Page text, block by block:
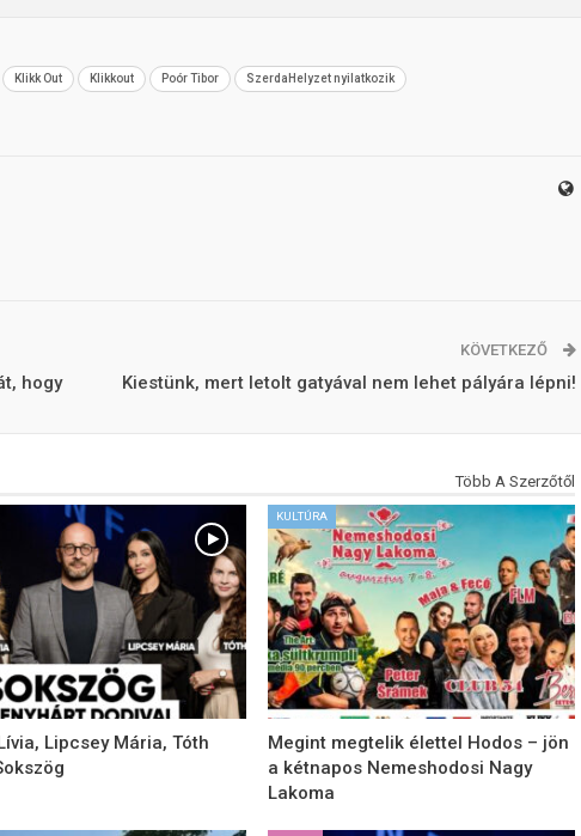
Klikk Out Klikkout Poór Tibor SzerdaHelyzet nyilatkozik
hogy
KÖVETKEZŐ
Kiestünk, mert letolt gatyával nem lehet pályára lépni!
Több A Szerzőtől
Lipcsey Mária, Tóth
KULTÚRA
Megint megtelik élettel Hodos – jön
a kétnapos Nemeshodosi Nagy
Lakoma